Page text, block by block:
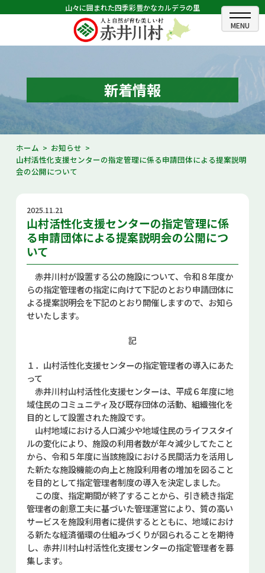
山々に囲まれた四季彩豊かなカルデラの里
ホーム
むらのできごと
むらのプロフィール
くらしの情報
村長室
観光・イベント情報
あかいがわ広報
お問い合せ
新着情報
ホーム
お知らせ
山村活性化支援センターの指定管理に係る申請団体による提案説明
会の公開について
2025.11.21
山村活性化支援センターの指定管理に係
る申請団体による提案説明会の公開につ
いて
赤井川村が設置する公の施設について、令和８年度か
らの指定管理者の指定に向けて下記のとおり申請団体に
よる提案説明会を下記のとおり開催しますので、お知ら
せいたします。
記
１．山村活性化支援センターの指定管理者の導入にあた
って
赤井川村山村活性化支援センターは、平成６年度に地
域住民のコミュニティ及び既存団体の活動、組織強化を
目的として設置された施設です。
山村地域における人口減少や地域住民のライフスタイ
ルの変化により、施設の利用者数が年々減少してたこと
から、令和５年度に当該施設における民間活力を活用し
た新たな施設機能の向上と施設利用者の増加を図ること
を目的として指定管理者制度の導入を決定しました。
この度、指定期間が終了することから、引き続き指定
管理者の創意工夫に基づいた管理運営により、質の高い
サービスを施設利用者に提供するとともに、地域におけ
る新たな経済循環の仕組みづくりが図られることを期待
し、赤井川村山村活性化支援センターの指定管理者を募
集します。